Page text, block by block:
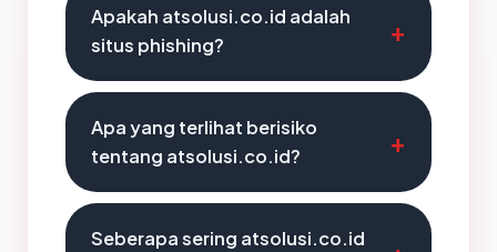
Apakah atsolusi.co.id adalah
situs phishing?
Apa yang terlihat berisiko
tentang atsolusi.co.id?
Seberapa sering atsolusi.co.id